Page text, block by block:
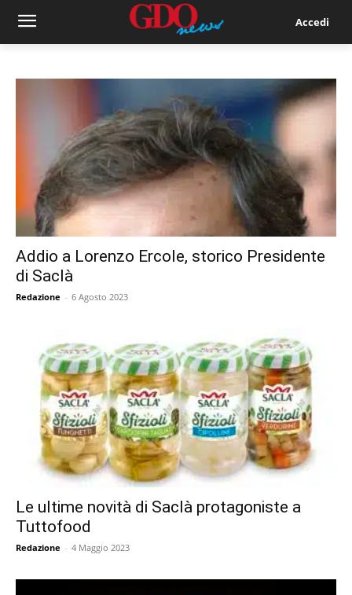
Accedi
Addio a Lorenzo Ercole, storico Presidente
di Saclà
Redazione - 6 Agosto 2023
Le ultime novità di Saclà protagoniste a
Tuttofood
Redazione - 4 Maggio 2023